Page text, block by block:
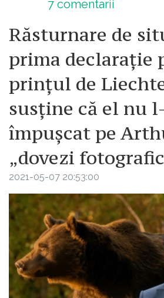
7 comentarii
Răsturnare de
prima declarație
prințul de
susține că el nu
împușcat pe
„dovezi
2021-05-07 20:53:00